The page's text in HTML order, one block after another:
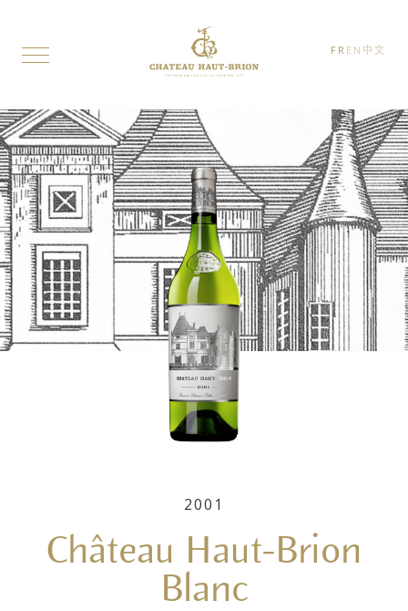
FR EN 中文
2001
Château Haut-Brion
Blanc